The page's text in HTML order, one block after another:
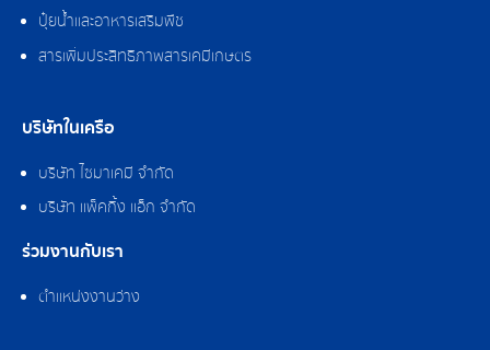
ปุ๋ยน้ำและอาหารเสริมพืช
สารเพิ่มประสิทธิภาพสารเคมีเกษตร
บริษัทในเครือ
บริษัท ไซมาเคมี จำกัด
บริษัท แพ็คกิ้ง แอ็ก จำกัด
ร่วมงานกับเรา
ตำแหน่งงานว่าง